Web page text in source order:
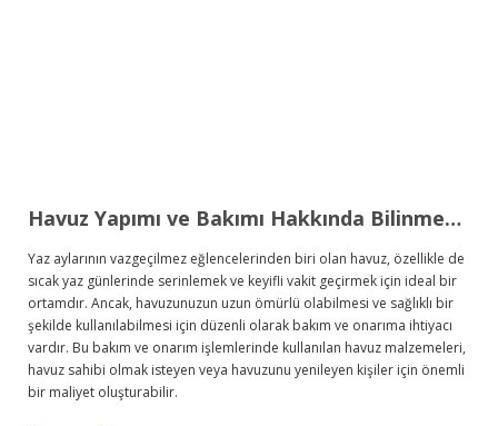
Havuz Yapımı ve Bakımı Hakkında Bilinmesi Gerekenler
Yaz aylarının vazgeçilmez eğlencelerinden biri olan havuz, özellikle de
sıcak yaz günlerinde serinlemek ve keyifli vakit geçirmek için ideal bir
ortamdır. Ancak, havuzunuzun uzun ömürlü olabilmesi ve sağlıklı bir
şekilde kullanılabilmesi için düzenli olarak bakım ve onarıma ihtiyacı
vardır. Bu bakım ve onarım işlemlerinde kullanılan havuz malzemeleri,
havuz sahibi olmak isteyen veya havuzunu yenileyen kişiler için önemli
bir maliyet oluşturabilir.